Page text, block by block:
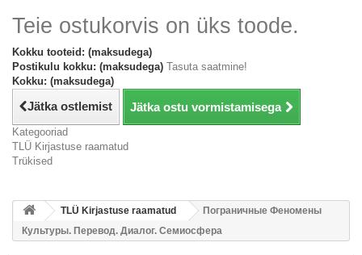
Teie ostukorvis on üks toode.
Kokku tooteid: (maksudega)
Postikulu kokku: (maksudega) Tasuta saatmine!
Kokku: (maksudega)
Jätka ostlemist Jätka ostu vormistamisega
Kategooriad
TLÜ Kirjastuse raamatud
Trükised
TLÜ Kirjastuse raamatud
Пограничные Феномены
Культуры. Перевод. Диалог. Семиосфера